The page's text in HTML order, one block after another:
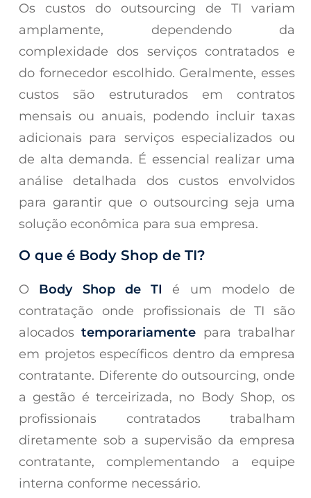
Os custos do outsourcing de TI variam
amplamente, dependendo da
complexidade dos serviços contratados e
do fornecedor escolhido. Geralmente, esses
custos são estruturados em contratos
mensais ou anuais, podendo incluir taxas
adicionais para serviços especializados ou
de alta demanda. É essencial realizar uma
análise detalhada dos custos envolvidos
para garantir que o outsourcing seja uma
solução econômica para sua empresa.
O que é Body Shop de TI?
O Body Shop de TI é um modelo de
contratação onde profissionais de TI são
alocadostemporariamente para trabalhar
em projetos específicos dentro da empresa
contratante. Diferente do outsourcing, onde
a gestão é terceirizada, no Body Shop, os
profissionais contratados trabalham
diretamente sob a supervisão da empresa
contratante, complementando a equipe
interna conforme necessário.